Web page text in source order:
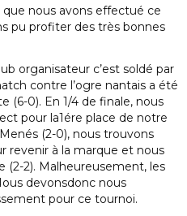
que nous avons effectué ce
pu profiter des très bonnes
organisateur c’est soldé par
contre l’ogre nantais a été
(6-0). En 1/4 de finale, nous
pour la1ére place de notre
(2-0), nous trouvons
revenir à la marque et nous
(2-2). Malheureusement, les
devonsdonc nous
pour ce tournoi.